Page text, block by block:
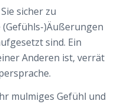
sicher zu
)Äußerungen
sind. Ein
Anderen ist, verrät
mulmiges Gefühl und